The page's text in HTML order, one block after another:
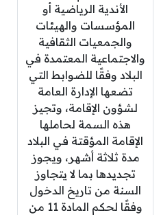
الأندية الرياضية أو
المؤسسات والهيئات
والجمعيات الثقافية
والاجتماعية المعتمدة في
البلاد وفقًا للضوابط التي
تضعها الإدارة العامة
لشؤون الإقامة، وتجيز
هذه السمة لحاملها
الإقامة المؤقتة في البلاد
مدة ثلاثة أشهر، ويجوز
تجديدها بما لا يتجاوز
السنة من تاريخ الدخول
وفقًا لحكم المادة 11 من